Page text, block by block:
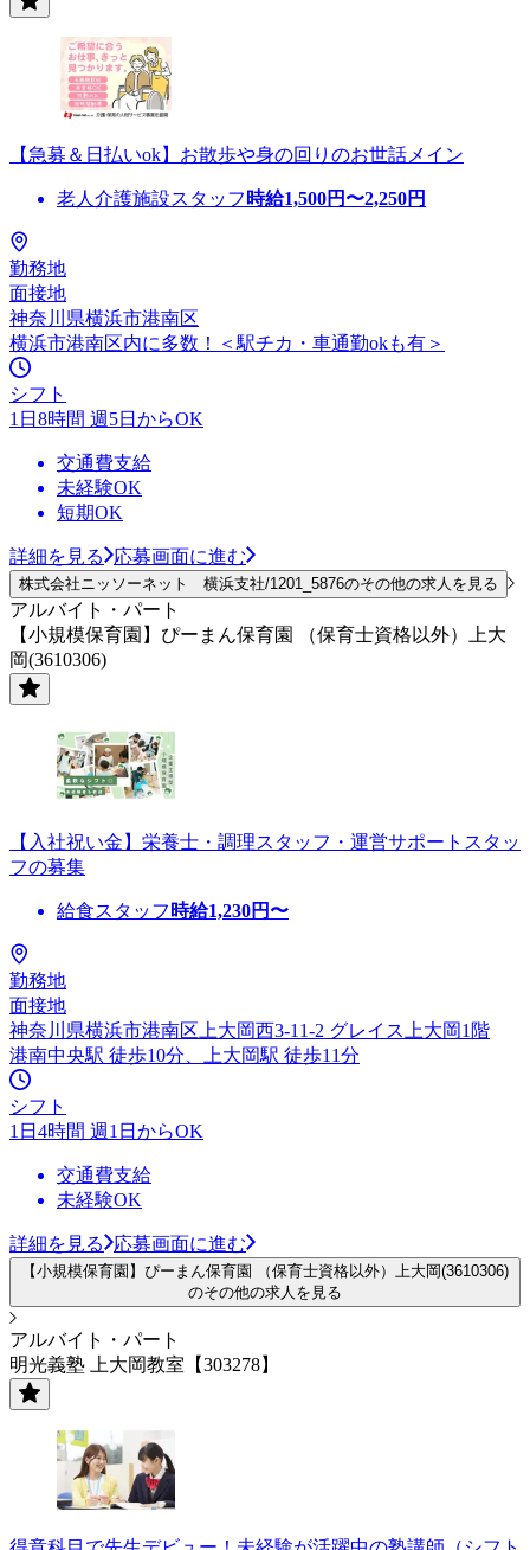
【急募＆日払いok】お散歩や身の回りのお世話メイン
老人介護施設スタッフ 時給1,500円〜2,250円
勤務地
面接地
神奈川県横浜市港南区
横浜市港南区内に多数！＜駅チカ・車通勤okも有＞
シフト
1日8時間 週5日からOK
交通費支給
未経験OK
短期OK
詳細を見る 応募画面に進む
株式会社ニッソーネット 横浜支社/1201_5876のその他の求人を見る
アルバイト・パート
【小規模保育園】ぴーまん保育園 （保育士資格以外）上大
岡(3610306)
【入社祝い金】栄養士・調理スタッフ・運営サポートスタッ
フの募集
給食スタッフ 時給1,230円〜
勤務地
面接地
神奈川県横浜市港南区上大岡西3-11-2 グレイス上大岡1階
港南中央駅 徒歩10分、上大岡駅 徒歩11分
シフト
1日4時間 週1日からOK
交通費支給
未経験OK
詳細を見る 応募画面に進む
【小規模保育園】ぴーまん保育園 （保育士資格以外）上大岡(3610306)
のその他の求人を見る
アルバイト・パート
明光義塾 上大岡教室【303278】